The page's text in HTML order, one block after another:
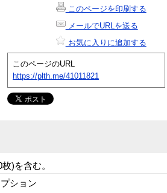
このページを印刷する
メールでURLを送る
お気に入りに追加する
このページのURL
https://plth.me/41011821
)を含む。
ション